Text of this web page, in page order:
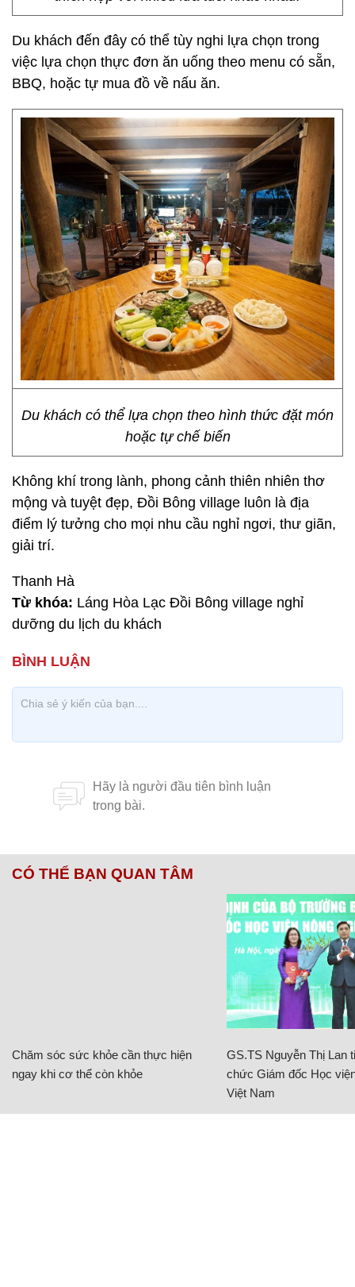
Du khách đến đây có thể tùy nghi lựa chọn trong
việc lựa chọn thực đơn ăn uống theo menu có sẵn,
BBQ, hoặc tự mua đồ về nấu ăn.
Du khách có thể lựa chọn theo hình thức đặt món
hoặc tự chế biến
Không khí trong lành, phong cảnh thiên nhiên thơ
mộng và tuyệt đẹp, Đồi Bông village luôn là địa
điểm lý tưởng cho mọi nhu cầu nghỉ ngơi, thư giãn,
giải trí.
Thanh Hà
Từ khóa: Láng Hòa Lạc Đồi Bông village nghỉ
dưỡng du lịch du khách
CÓ THỂ BẠN QUAN TÂM
Chăm sóc sức khỏe cần thực hiện
ngay khi cơ thể còn khỏe
GS.TS Nguyễn Thị Lan
chức Giám đốc Học
Việt Nam